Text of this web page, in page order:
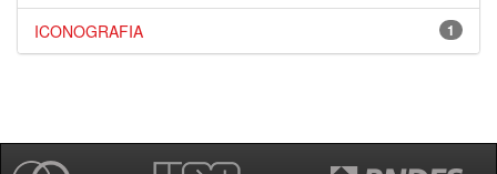
1
ICONOGRAFIA